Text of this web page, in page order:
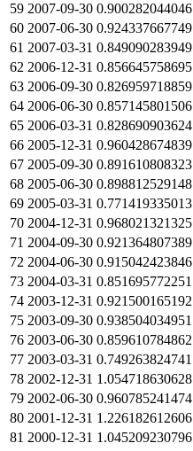
59 2007-09-30 0.900282044046
60 2007-06-30 0.924337667749
61 2007-03-31 0.849090283949
62 2006-12-31 0.856645758695
63 2006-09-30 0.826959718859
64 2006-06-30 0.857145801506
65 2006-03-31 0.828690903624
66 2005-12-31 0.960428674839
67 2005-09-30 0.891610808323
68 2005-06-30 0.898812529148
69 2005-03-31 0.771419335013
70 2004-12-31 0.968021321325
71 2004-09-30 0.921364807389
72 2004-06-30 0.915042423846
73 2004-03-31 0.851695772251
74 2003-12-31 0.921500165192
75 2003-09-30 0.938504034951
76 2003-06-30 0.859610784862
77 2003-03-31 0.749263824741
78 2002-12-31 1.054718630628
79 2002-06-30 0.960785241474
80 2001-12-31 1.226182612606
81 2000-12-31 1.045209230796